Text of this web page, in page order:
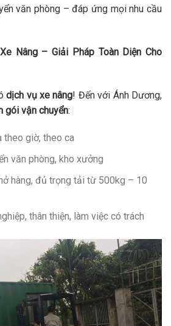
văn phòng – đáp ứng mọi nhu cầu
Nâng – Giải Pháp Toàn Diện Cho
dịch vụ xe nâng! Đến với Ánh Dương,
gói vận chuyển:
theo giờ, theo ca
văn phòng, kho xưởng
hàng, đủ trọng tải từ 500kg – 10
thân thiện, làm việc có trách